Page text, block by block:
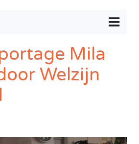
Mila
Welzijn